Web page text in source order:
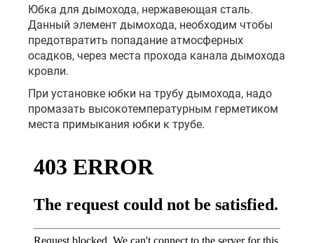
Юбка для дымохода, нержавеющая сталь.
Данный элемент дымохода, необходим чтобы
предотвратить попадание атмосферных
осадков, через места прохода канала дымохода
кровли.
При установке юбки на трубу дымохода, надо
промазать высокотемпературным герметиком
места примыкания юбки к трубе.